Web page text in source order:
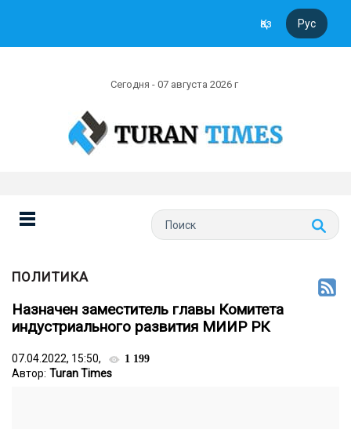
Қаз Рус
Сегодня - 07 августа 2026 г
ПОЛИТИКА
Назначен заместитель главы Комитета
индустриального развития МИИР РК
07.04.2022, 15:50, 1 199
Автор: Turan Times